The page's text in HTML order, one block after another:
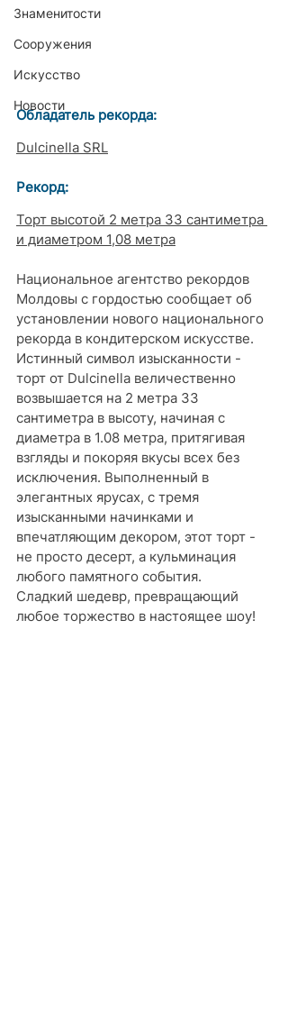
Знаменитости
Сооружения
Искусство
Новости
Обладатель рекорда:
Dulcinella SRL
Рекорд:
Торт высотой 2 метра 33 сантиметра
и диаметром 1,08 метра
Национальное агентство рекордов
Молдовы с гордостью сообщает об
установлении нового национального
рекорда в кондитерском искусстве.
Истинный символ изысканности -
торт от Dulcinella величественно
возвышается на 2 метра 33
сантиметра в высоту, начиная с
диаметра в 1.08 метра, притягивая
взгляды и покоряя вкусы всех без
исключения. Выполненный в
элегантных ярусах, с тремя
изысканными начинками и
впечатляющим декором, этот торт -
не просто десерт, а кульминация
любого памятного события.
Сладкий шедевр, превращающий
любое торжество в настоящее шоу!